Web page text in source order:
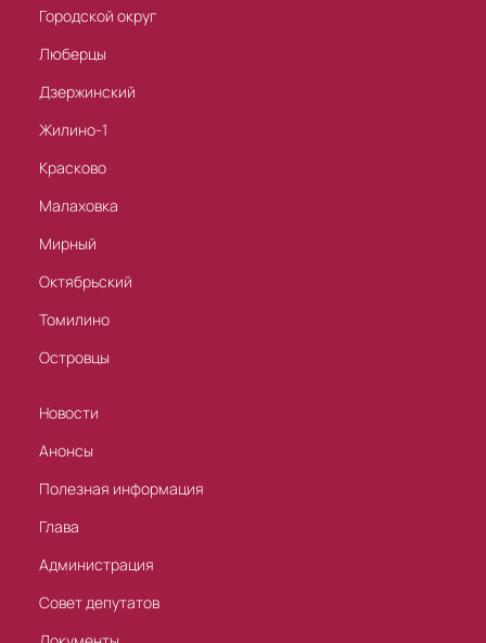
Городской округ
Люберцы
Дзержинский
Жилино-1
Красково
Малаховка
Мирный
Октябрьский
Томилино
Островцы
Новости
Анонсы
Полезная информация
Глава
Администрация
Совет депутатов